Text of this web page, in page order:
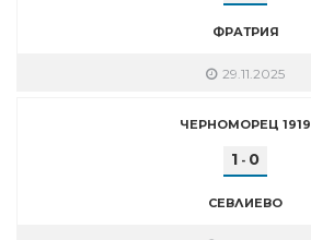
ФРАТРИЯ
29.11.2025
ЧЕРНОМОРЕЦ 1919
1 - 0
СЕВЛИЕВО